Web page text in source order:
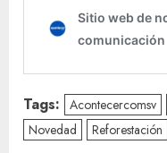
Tags: Acontecercomsv
Novedad
Reforestación